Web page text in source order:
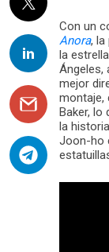
Con un
Anora, la
la
Ángeles,
mejor
montaje,
Baker, lo
la
Joon-ho